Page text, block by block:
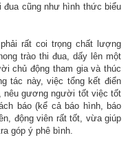
đua cũng như hình thức biểu
rất coi trọng chất lượng
trào thi đua, dấy lên một
chủ động tham gia và thúc
tác này, việc tổng kết điển
nêu gương người tốt việc tốt
báo (kể cả báo hình, báo
động viên rất tốt, vừa giúp
góp ý phê bình.